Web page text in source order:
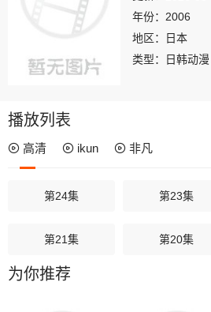
年份： 2006
地区：
日本
类型：
日韩动漫
播放列表
高清 ikun 非凡
第24集 第23集
第21集 第20集
第18集
为你推荐